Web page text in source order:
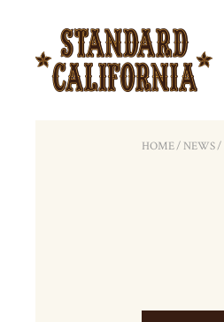
HOME/NEWS/